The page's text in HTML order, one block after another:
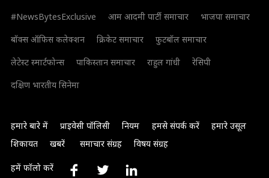
#NewsBytesExclusive
आम आदमी पार्टी समाचार
भाजपा समाचार
बॉक्स ऑफिस कलेक्शन
क्रिकेट समाचार
फुटबॉल समाचार
लेटेस्ट स्मार्टफोन्स
पाकिस्तान समाचार राहुल गांधी
रेसिपी
दक्षिण भारतीय सिनेमा
हमारे बारे में प्राइवेसी पॉलिसी नियम हमसे संपर्क करें
हमारे उसूल
शिकायत
खबरें समाचार संग्रह विषय संग्रह
हमें फॉलो करें